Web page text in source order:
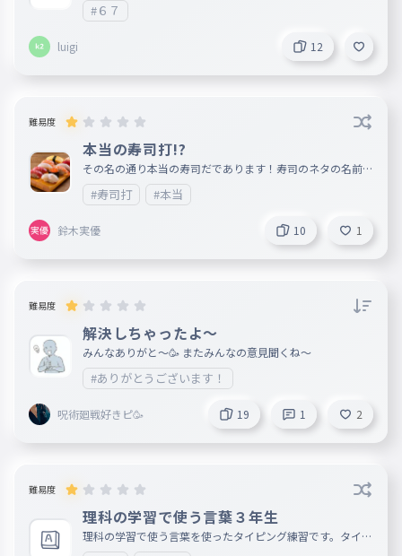
#６７
luigi 12
難易度
本当の寿司打!?
その名の通り本当の寿司だであります！寿司のネタの名前を
打ってください
#寿司打 #本当
鈴木実優 10 1
難易度
解決しちゃったよ〜
みんなありがと〜🥳 またみんなの意見聞くね〜
#ありがとうございます！
呪術廻戦好きピ🥳 19 1 2
難易度
理科の学習で使う言葉３年生
理科の学習で使う言葉を使ったタイピング練習です。タイピ
ング練習をしながら理科で使う言葉もいっしょに勉強しよう